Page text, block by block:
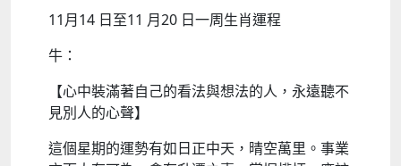
11月14 日至11 月20 日一周生肖運程
牛：
【心中裝滿著自己的看法與想法的人，永遠聽不
見別人的心聲】
這個星期的運勢有如日正中天，晴空萬里。事業